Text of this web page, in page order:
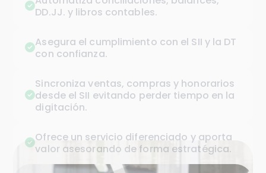
respaldo legal.
segundos y sincronizados al SII.
Accede a reportes claros para tomar
DD.JJ. y libros contables.
Asegura el cumplimiento con el SII y la DT
con confianza.
Sincroniza ventas, compras y honorarios
desde el SII evitando perder tiempo en la
digitación.
Ofrece un servicio diferenciado y aporta
valor asesorando de forma estratégica.